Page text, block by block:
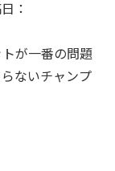
：
が一番の問題
ないチャンプ